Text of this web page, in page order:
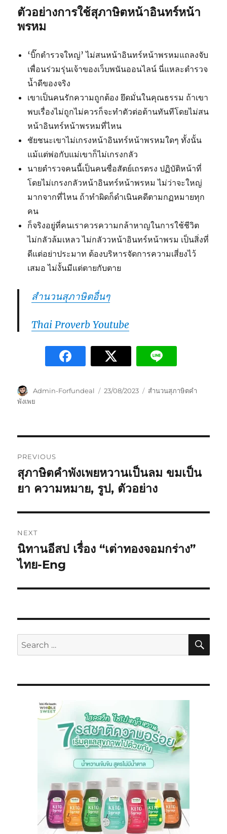
ตัวอย่างการใช้สุภาษิตหน้าอินทร์หน้า
พรหม
‘บิ๊กตำรวจใหญ่’ ไม่สนหน้าอินทร์หน้าพรหมแถลงจับ
เพื่อนร่วมรุ่นเจ้าของเว็บพนันออนไลน์ นี่แหละตำรวจ
น้ำดีของจริง
เขาเป็นคนรักความถูกต้อง ยึดมั่นในคุณธรรม ถ้าเขา
พบเรื่องไม่ถูกไม่ควรก็จะทำตัวต่อต้านทันทีโดยไม่สน
หน้าอินทร์หน้าพรหมที่ไหน
ชัยชนะเขาไม่เกรงหน้าอินทร์หน้าพรหมใดๆ ทั้งนั้น
แม้แต่พ่อกับแม่เขาก็ไม่เกรงกลัว
นายตำรวจคนนี้เป็นคนซื่อสัตย์เถรตรง ปฏิบัติหน้าที่
โดยไม่เกรงกลัวหน้าอินทร์หน้าพรหม ไม่ว่าจะใหญ่
มากจากที่ไหน ถ้าทำผิดก็ดำเนินคดีตามกฏหมายทุก
คน
ก็จริงอยู่ที่คนเราควรความกล้าหาญในการใช้ชีวิต
ไม่กลัวล้มเหลว ไม่กลัววหน้าอินทร์หน้าพรม เป็นสิ่งที่
ดีแต่อย่าประมาท ต้องบริหารจัดการความเสี่ยงไว้
เสมอ ไม่งั้นมีแต่ตายกับตาย
สำนวนสุภาษิตอื่นๆ
Thai Proverb Youtube
Admin-Forfundeal 23/08/2023
สำนวนสุภาษิตคำ
พังเพย
PREVIOUS
สุภาษิตคำพังเพยหวานเป็นลม ขมเป็น
ยา ความหมาย, รูป, ตัวอย่าง
NEXT
นิทานอีสป เรื่อง “เต่าทองจอมกร่าง”
ไทย-Eng